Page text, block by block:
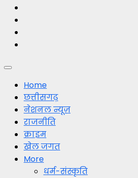
Primary
MenuHome
छत्तीसगढ़
नेशनल न्यूज़
राजनीति
क्राइम
खेल जगत
More
धर्म-संस्कृति